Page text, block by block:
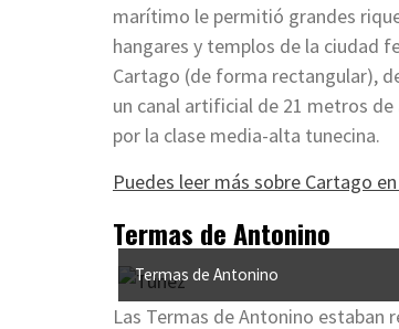
marítimo le permitió grandes
hangares y templos de la ciudad
Cartago (de forma rectangular),
un canal artificial de 21 metros
por la clase media-alta tunecina.
Puedes leer más sobre Cartago
Termas de Antonino
Termas de Antonino
Las Termas de Antonino estaban